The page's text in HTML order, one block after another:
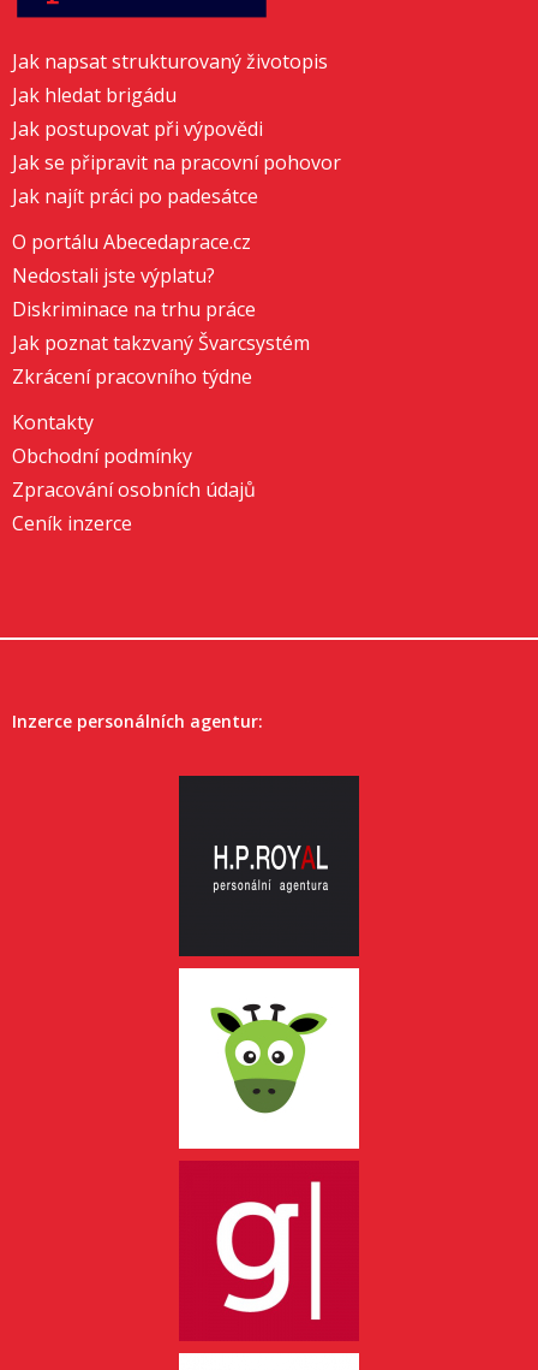
Jak napsat strukturovaný životopis
Jak hledat brigádu
Jak postupovat při výpovědi
Jak se připravit na pracovní pohovor
Jak najít práci po padesátce
O portálu Abecedaprace.cz
Nedostali jste výplatu?
Diskriminace na trhu práce
Jak poznat takzvaný Švarcsystém
Zkrácení pracovního týdne
Kontakty
Obchodní podmínky
Zpracování osobních údajů
Ceník inzerce
Inzerce personálních agentur: